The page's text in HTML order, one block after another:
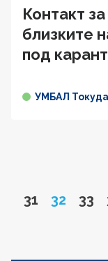
Контакт
близките
под
УМБАЛ Токуда
Go to page
31 Page
32 Go
33